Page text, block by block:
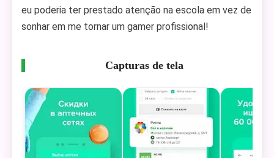
eu poderia ter prestado atenção na escola em vez de
sonhar em me tornar um gamer profissional!
Capturas de tela